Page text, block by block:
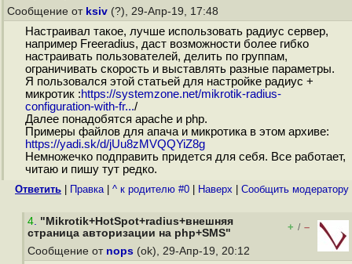
Сообщение от ksiv (?), 29-Апр-19, 17:48
Настраивал такое, лучше использовать радиус сервер,
например Freeradius, даст возможности более гибко
настраивать пользователей, делить по группам,
ограничивать скорость и выставлять разные параметры.
Я пользовался этой статьей для настройке радиус +
микротик :https://systemzone.net/mikrotik-radius-
configuration-with-fr.../
Далее понадобятся apache и php.
Примеры файлов для апача и микротика в этом архиве:
https://yadi.sk/d/jUu8zMVQQYiZ8g
Немножечко подправить придется для себя. Все работает,
читаю и пишу тут редко.
Ответить Правка| ^ к родителю #0 Наверх Cообщить модератору
4. "Mikrotik+HotSpot+radius+внешняя
страница авторизации на php+SMS"
+ / –
Сообщение от nops (ok), 29-Апр-19, 20:12